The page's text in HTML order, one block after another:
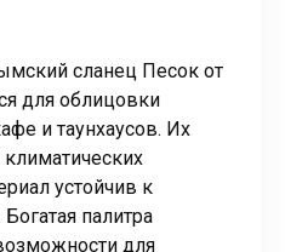
сланец Песок от
для облицовки
и таунхаусов. Их
устойчив к
палитра
для